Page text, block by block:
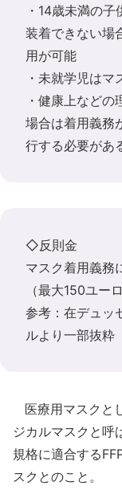
・14歳未満の
装着できない場
用が可能
・未就学児は
・健康上など
場合は着用義務
行する必要があ
◇反則金
マスク着用義務
（最大150ユー
参考：在デュッ
ルより一部抜粋
医療用マスクと
ジカルマスクと呼
規格に適合する
スクとのこと。